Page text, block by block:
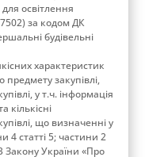
освітлення
за кодом ДК
будівельні
характеристик
предмету закупівлі,
у т.ч. інформація
кількісні
що визначенні у
4 статті 5; частини 2
Закону України «Про